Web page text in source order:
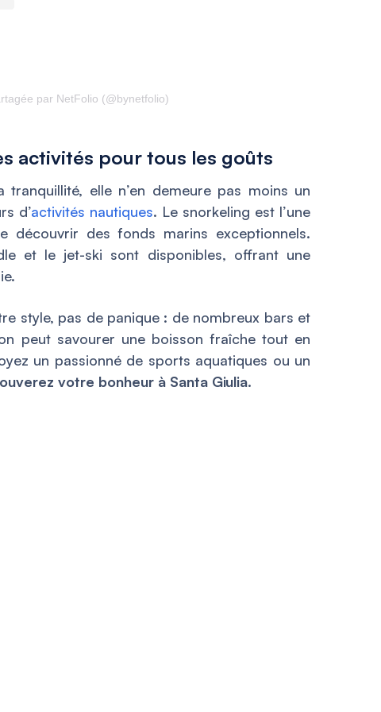
par NetFolio (@bynetfolio)
activités pour tous les goûts
elle n’en demeure pas moins un
d’activités nautiques. Le snorkeling est l’une
découvrir des fonds marins exceptionnels.
et le jet-ski sont disponibles, offrant une
style, pas de panique : de nombreux bars et
peut savourer une boisson fraîche tout en
un passionné de sports aquatiques ou un
votre bonheur à Santa Giulia.